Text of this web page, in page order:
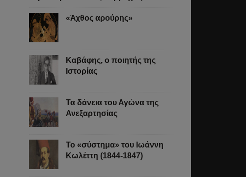
«Άχθος αρούρης»
Καβάφης, ο ποιητής της
Ιστορίας
Τα δάνεια του Αγώνα της
Ανεξαρτησίας
Το «σύστημα» του Ιωάννη
Κωλέττη (1844-1847)